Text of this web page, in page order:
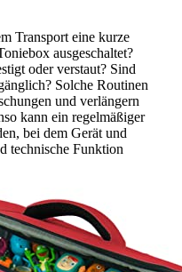
Transport eine kurze
ausgeschaltet?
oder verstaut? Sind
Solche Routinen
und verlängern
kann ein regelmäßiger
bei dem Gerät und
technische Funktion